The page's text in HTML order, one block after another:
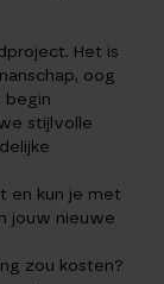
Het is
oog
begin
stijlvolle
en kun je met
jouw nieuwe
zou kosten?